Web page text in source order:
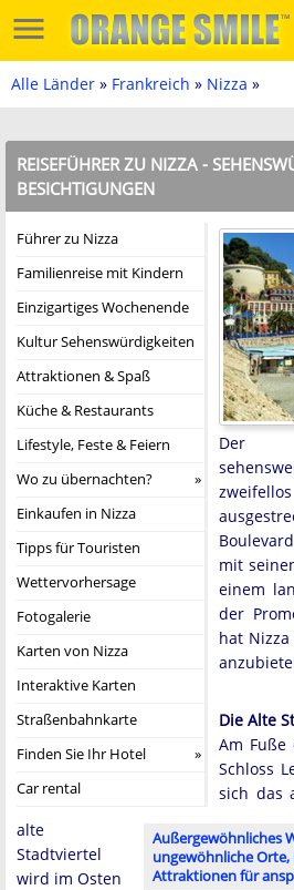
Alle Länder » Frankreich » Nizza »
REISEFÜHRER ZU NIZZA -
BESICHTIGUNGEN
Führer zu Nizza
Familienreise mit Kindern
Einzigartiges Wochenende
Kultur Sehenswürdigkeiten
Attraktionen & Spaß
Küche & Restaurants
Lifestyle, Feste & Feiern
Wo zu übernachten?
Einkaufen in Nizza
Tipps für Touristen
Wettervorhersage
Fotogalerie
Karten von Nizza
Interaktive Karten
Straßenbahnkarte
Finden Sie Ihr Hotel
Car rental
Der
mit
einem
der
hat
Außergewöhnliches
ungewöhnliche
Attraktionen für
Die Alte
Am Fuße
Schloss
sich das
alte
Stadtviertel
wird im Osten